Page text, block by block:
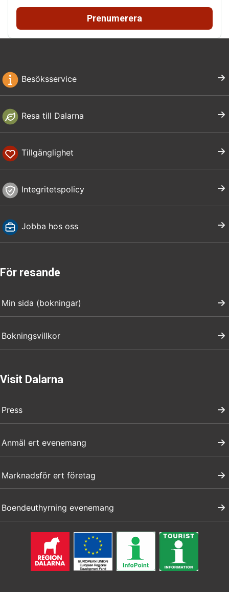
Prenumerera
Besöksservice
Resa till Dalarna
Tillgänglighet
Integritetspolicy
Jobba hos oss
För resande
Min sida (bokningar)
Bokningsvillkor
Visit Dalarna
Press
Anmäl ert evenemang
Marknadsför ert företag
Boendeuthyrning evenemang